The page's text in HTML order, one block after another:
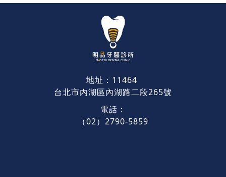
地址：11464
台北市內湖區內湖路二段265號
電話：
（02）2790-5859